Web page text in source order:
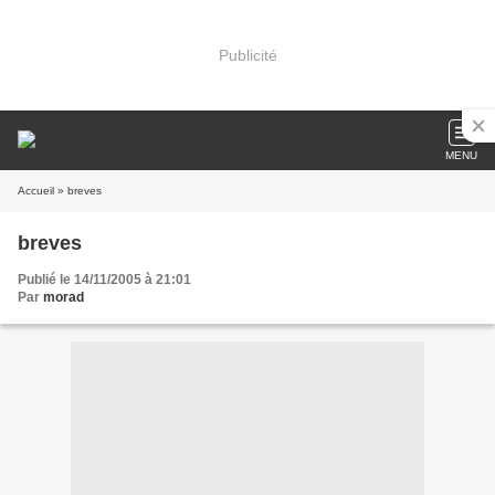
Publicité
MENU
Accueil » breves
breves
Publié le 14/11/2005 à 21:01
Par morad